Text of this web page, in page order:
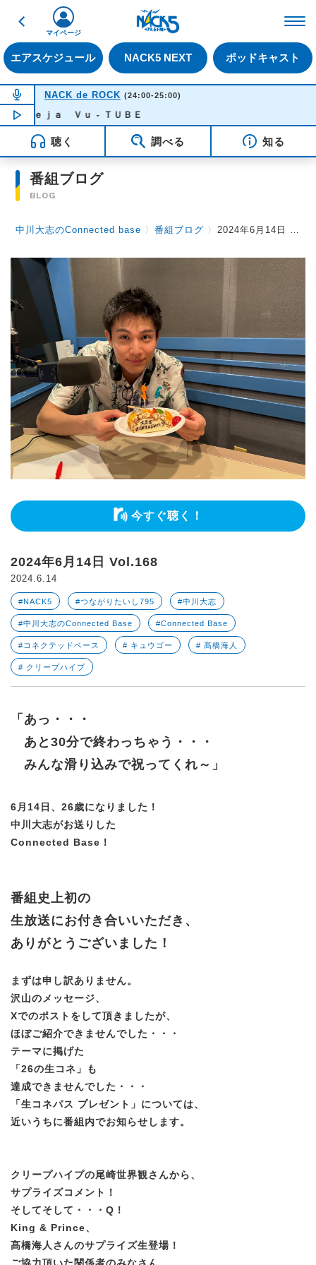
戻る
エアスケジュール NACK5 NEXT ポッドキャスト
マイページ
NOW ON AIR
NACK de ROCK (24:00-25:00)
NOW PLAYING23:56
Ｄｅｊａ Ｖｕ - ＴＵＢＥ
聴く 調べる 知る
番組ブログ
BLOG
中川大志のConnected base 〉番組ブログ 〉2024年6月14日 Vol.168
今すぐ聴く！
2024年6月14日 Vol.168
2024.6.14
#NACK5 #つながりたいし795 #中川大志
#中川大志のConnected Base #Connected Base
#コネクテッドベース # キュウゴー # 髙橋海人
# クリープハイプ
「あっ・・・
あと30分で終わっちゃう・・・
みんな滑り込みで祝ってくれ～」
6月14日、26歳になりました！
中川大志がお送りした
Connected Base！
番組史上初の
生放送にお付き合いいただき、
ありがとうございました！
まずは申し訳ありません。
沢山のメッセージ、
Xでのポストをして頂きましたが、
ほぼご紹介できませんでした・・・
テーマに掲げた
「26の生コネ」も
達成できませんでした・・・
「生コネパス プレゼント」については、
近いうちに番組内でお知らせします。
クリープハイプの尾崎世界観さんから、
サプライズコメント！
そしてそして・・・Q！
King & Prince、
髙橋海人さんのサプライズ生登場！
ご協力頂いた関係者のみなさん、